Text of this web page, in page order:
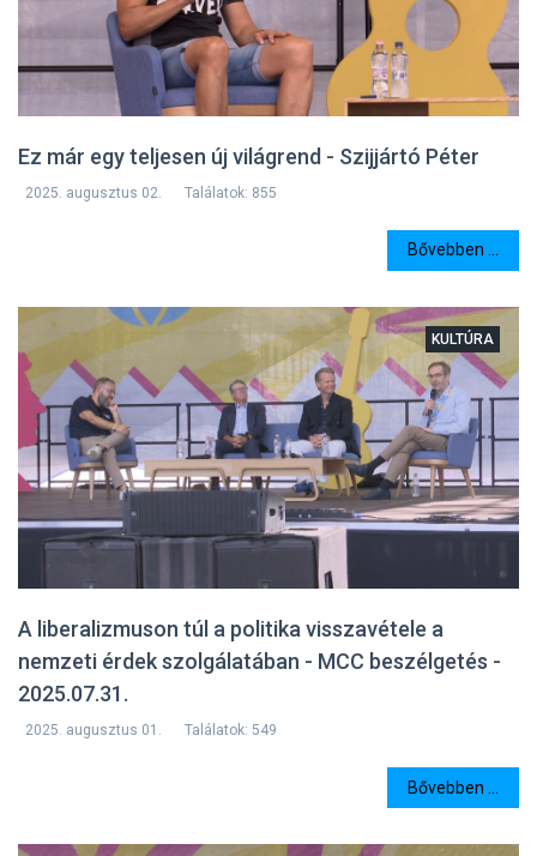
Ez már egy teljesen új világrend - Szijjártó Péter
2025. augusztus 02. Találatok: 855
Bővebben ...
A liberalizmuson túl a politika visszavétele a
nemzeti érdek szolgálatában - MCC beszélgetés -
2025.07.31.
KULTÚRA
2025. augusztus 01. Találatok: 549
Bővebben ...